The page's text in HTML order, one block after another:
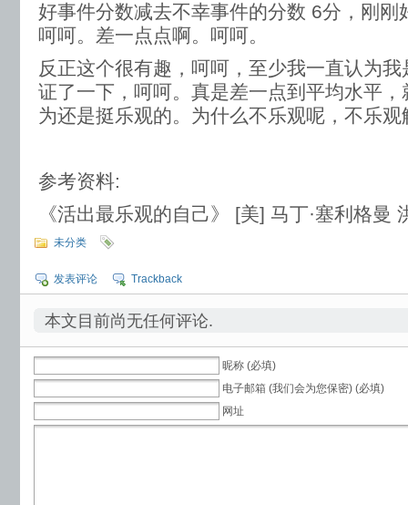
好事件分数减去不幸事件的分数 6分，刚刚
呵呵。差一点点啊。呵呵。
反正这个很有趣，呵呵，至少我一直认为
证了一下，呵呵。真是差一点到平均水平
为还是挺乐观的。为什么不乐观呢，不乐
参考资料:
《活出最乐观的自己》 [美] 马丁·塞利格曼
未分类
发表评论 Trackback
本文目前尚无任何评论.
昵称 (必填)
电子邮箱 (我们会为您保密) (必填)
网址